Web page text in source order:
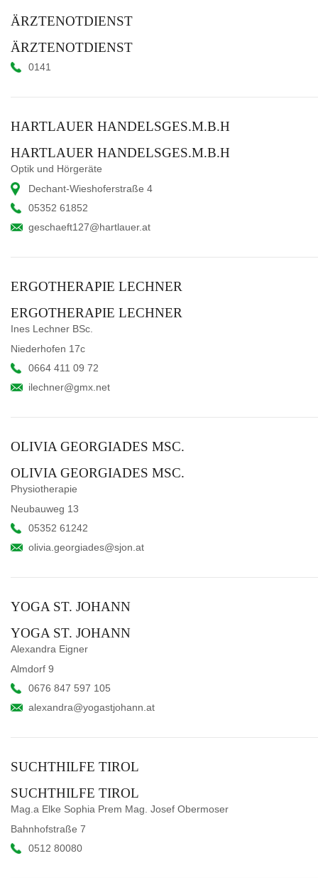
ÄRZTENOTDIENST
ÄRZTENOTDIENST
0141
HARTLAUER HANDELSGES.M.B.H
HARTLAUER HANDELSGES.M.B.H
Optik und Hörgeräte
Dechant-Wieshoferstraße 4
05352 61852
geschaeft127@hartlauer.at
ERGOTHERAPIE LECHNER
ERGOTHERAPIE LECHNER
Ines Lechner BSc.
Niederhofen 17c
0664 411 09 72
ilechner@gmx.net
OLIVIA GEORGIADES MSC.
OLIVIA GEORGIADES MSC.
Physiotherapie
Neubauweg 13
05352 61242
olivia.georgiades@sjon.at
YOGA ST. JOHANN
YOGA ST. JOHANN
Alexandra Eigner
Almdorf 9
0676 847 597 105
alexandra@yogastjohann.at
SUCHTHILFE TIROL
SUCHTHILFE TIROL
Mag.a Elke Sophia Prem Mag. Josef Obermoser
Bahnhofstraße 7
0512 80080